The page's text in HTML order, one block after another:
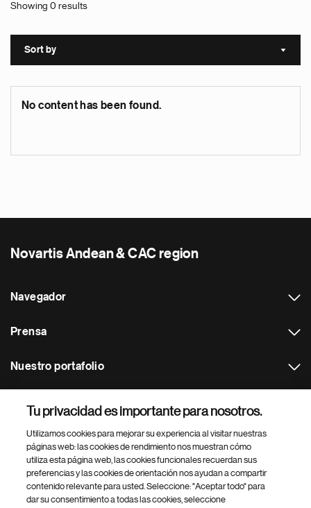
Showing 0 results
Sort by Sort
No content has been found.
Novartis Andean & CAC region
Navegador
Prensa
Nuestro portafolio
Footer Site Search
Tu privacidad es importante para nosotros.
Utilizamos cookies para mejorar su experiencia al visitar nuestras
páginas web: las cookies de rendimiento nos muestran cómo
utiliza esta página web, las cookies funcionales recuerdan sus
preferencias y las cookies de orientación nos ayudan a compartir
contenido relevante para usted. Seleccione: "Aceptar todo" para
dar su consentimiento a todas las cookies, seleccione